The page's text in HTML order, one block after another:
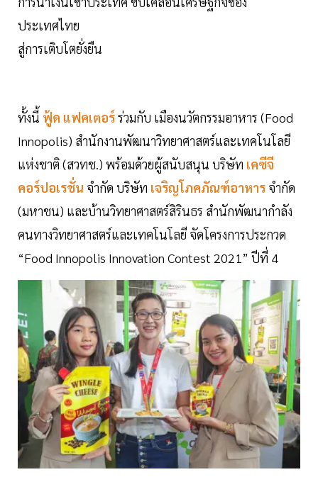
ประเทศไทย
สู่การเติบโตยั่งยืน
ทั้งนี้ ฟู้ด แฟคเตอร์ร่วมกับ เมืองนวัตกรรมอาหาร (Food
Innopolis) สำนักงานพัฒนาวิทยาศาสตร์และเทคโนโลยี
แห่งชาติ (สวทช.) พร้อมด้วยผู้สนับสนุน บริษัท เคซีจี
คอร์ปอเรชั่น จำกัด บริษัท เจริญโภคภัณฑ์อาหาร จำกัด
(มหาชน) และบ้านวิทยาศาสตร์สิรินธร สำนักพัฒนากำลัง
คนทางวิทยาศาสตร์และเทคโนโลยี จัดโครงการประกวด
“Food Innopolis Innovation Contest 2021” ปีที่ 4